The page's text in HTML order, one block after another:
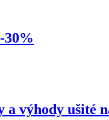
30%
výhody ušité